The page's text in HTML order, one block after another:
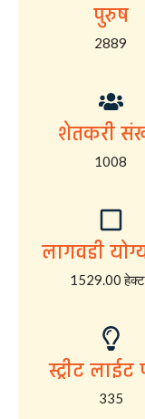
पुरुष
2889
शेतकरी
1008
लागवडी योग्य
1529.00
स्ट्रीट लाईट
335